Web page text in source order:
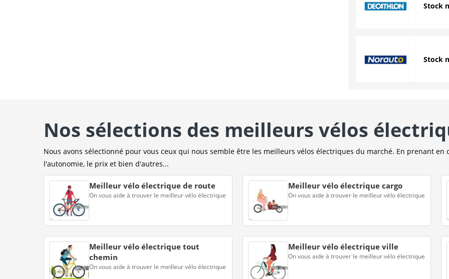
Stock
Stock
Nos sélections des meilleurs vélos
Nous avons sélectionné pour vous ceux qui nous semble être les meilleurs vélos électriques du marché. En prenant
l'autonomie, le prix et bien d'autres...
Meilleur vélo électrique de route
On vous aide à trouver le meilleur vélo électrique
Meilleur vélo électrique cargo
On vous aide à trouver le meilleur vélo électrique
Meilleur vélo électrique tout
chemin
On vous aide à trouver le meilleur vélo électrique
Meilleur vélo électrique ville
On vous aide à trouver le meilleur vélo électrique